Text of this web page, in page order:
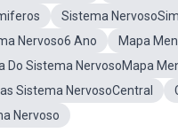
Sistema
Nervoso6 Ano
Mapa
Do Sistema NervosoMapa
Sistema NervosoCentral
Nervoso